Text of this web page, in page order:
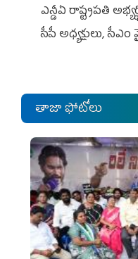
ఎన్డీఏ రాష్ట్ర‌ప‌తి
సీపీ అధ్య‌క్షులు,
తాజా ఫోటోలు